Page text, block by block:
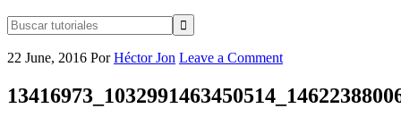
Buscar
tutoriales
22 June, 2016 PorHéctor Jon Leave a Comment